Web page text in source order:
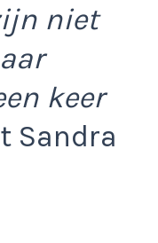
niet
keer
Sandra